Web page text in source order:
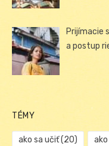
Prijímacie
a postup
TÉMY
ako sa učiť(20)